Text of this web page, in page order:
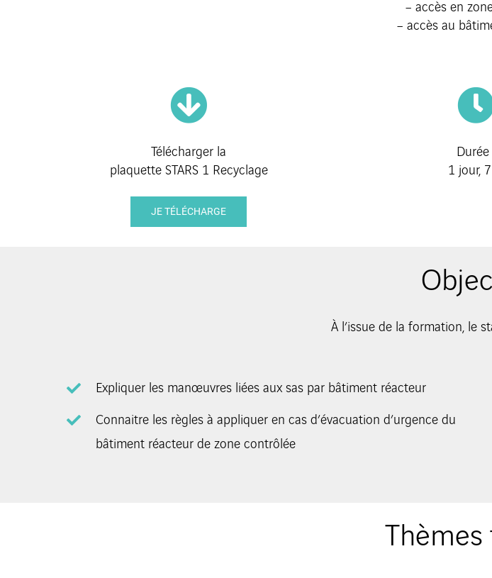
– accès en
– accès au
Télécharger la
plaquette STARS 1 Recyclage
JE TÉLÉCHARGE
Durée
1 jour,
À l’issue de la formation, le
Expliquer les manœuvres liées aux sas par bâtiment réacteur
Connaitre les règles à appliquer en cas d’évacuation d’urgence du
bâtiment réacteur de zone contrôlée